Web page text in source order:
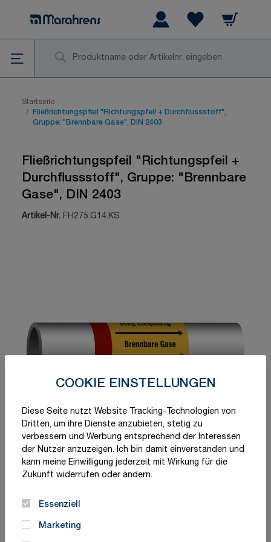
COOKIE EINSTELLUNGEN
Diese Seite nutzt Website Tracking-Technologien von
Dritten, um ihre Dienste anzubieten, stetig zu
verbessern und Werbung entsprechend der Interessen
der Nutzer anzuzeigen. Ich bin damit einverstanden und
kann meine Einwilligung jederzeit mit Wirkung für die
Zukunft widerrufen oder ändern.
Essenziell
Marketing
Warenkorb
Startseite
/
Fließrichtungspfeil "Richtungspfeil + Durchflussstoff",
Gruppe: "Brennbare Gase", DIN 2403
Fließrichtungspfeil "Richtungspfeil +
Durchflussstoff", Gruppe: "Brennbare
Gase", DIN 2403
Artikel-Nr. FH275.G14.KS